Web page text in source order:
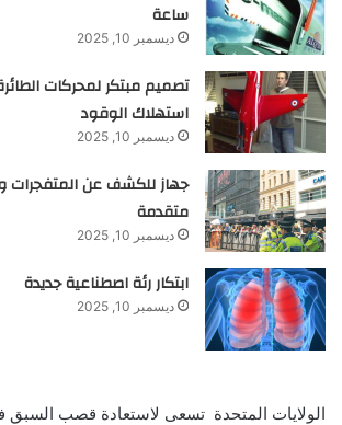
ساعة
ديسمبر 10, 2025
استهلاك الوقود
ديسمبر 10, 2025
جهاز للكشف عن المتفجرات
متقدمة
ديسمبر 10, 2025
ابتكار رئة اصطناعية جديدة
ديسمبر 10, 2025
الولايات المتحدة تسعى لاستعادة قصب السبق